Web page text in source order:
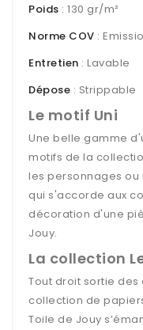
Poids : 130 gr/m²
Norme COV :
Entretien : Lavable
Dépose : Strippable
Le motif Uni
Une belle gamme
motifs de la
les personnages ou
qui s'accorde aux
décoration d'une
Jouy.
La collection
Tout droit sortie
collection de
Toile de Jouy